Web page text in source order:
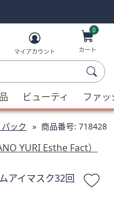
マイアカウント
0
カート
ビューティ ファ
ック 商品番号: 718428
YURI Esthe Fact）
アイマスク32回